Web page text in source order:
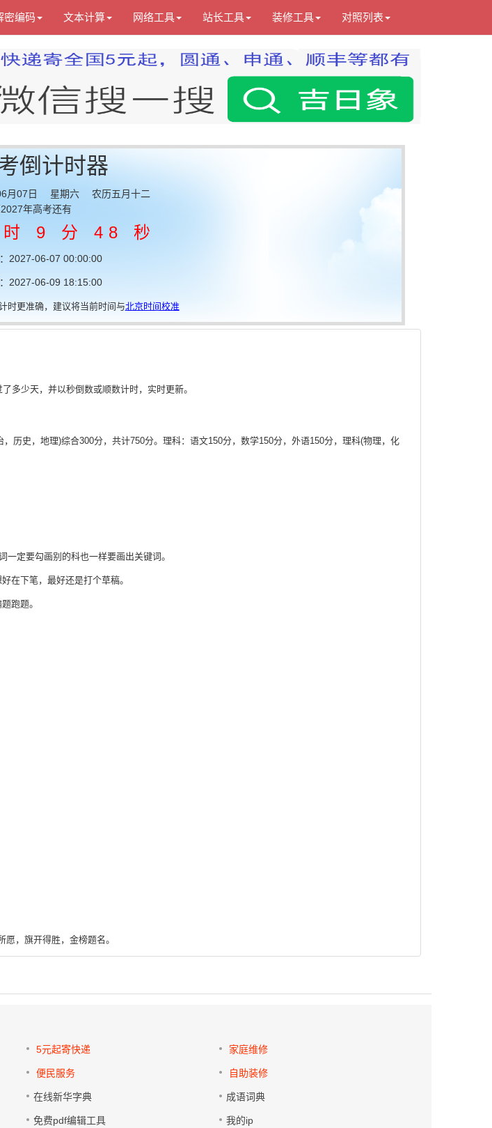
密编码 文本计算 网络工具 站长工具 装修工具 对照列表
倒计时器
月07日 星期六 农历五月十二
年高考还有
9 分 47 秒
2027-06-07 00:00:00
2027-06-09 18:15:00
时更准确，建议将当前时间与北京时间校准
多少天，并以秒倒数或顺数计时，实时更新。
历史，地理)综合300分，共计750分。理科：语文150分，数学150分，外语150分，理科(物理，化
一定要勾画别的科也一样要画出关键词。
在下笔，最好还是打个草稿。
跑题。
，旗开得胜，金榜题名。
5元起寄快递 家庭维修
便民服务 自助装修
在线新华字典 成语词典
免费pdf编辑工具 我的ip